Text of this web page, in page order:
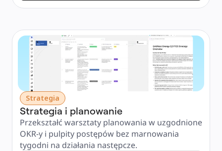
Strategia
Strategia i planowanie
Przekształć warsztaty planowania w uzgodnione
OKR-y i pulpity postępów bez marnowania
tygodni na działania następcze.